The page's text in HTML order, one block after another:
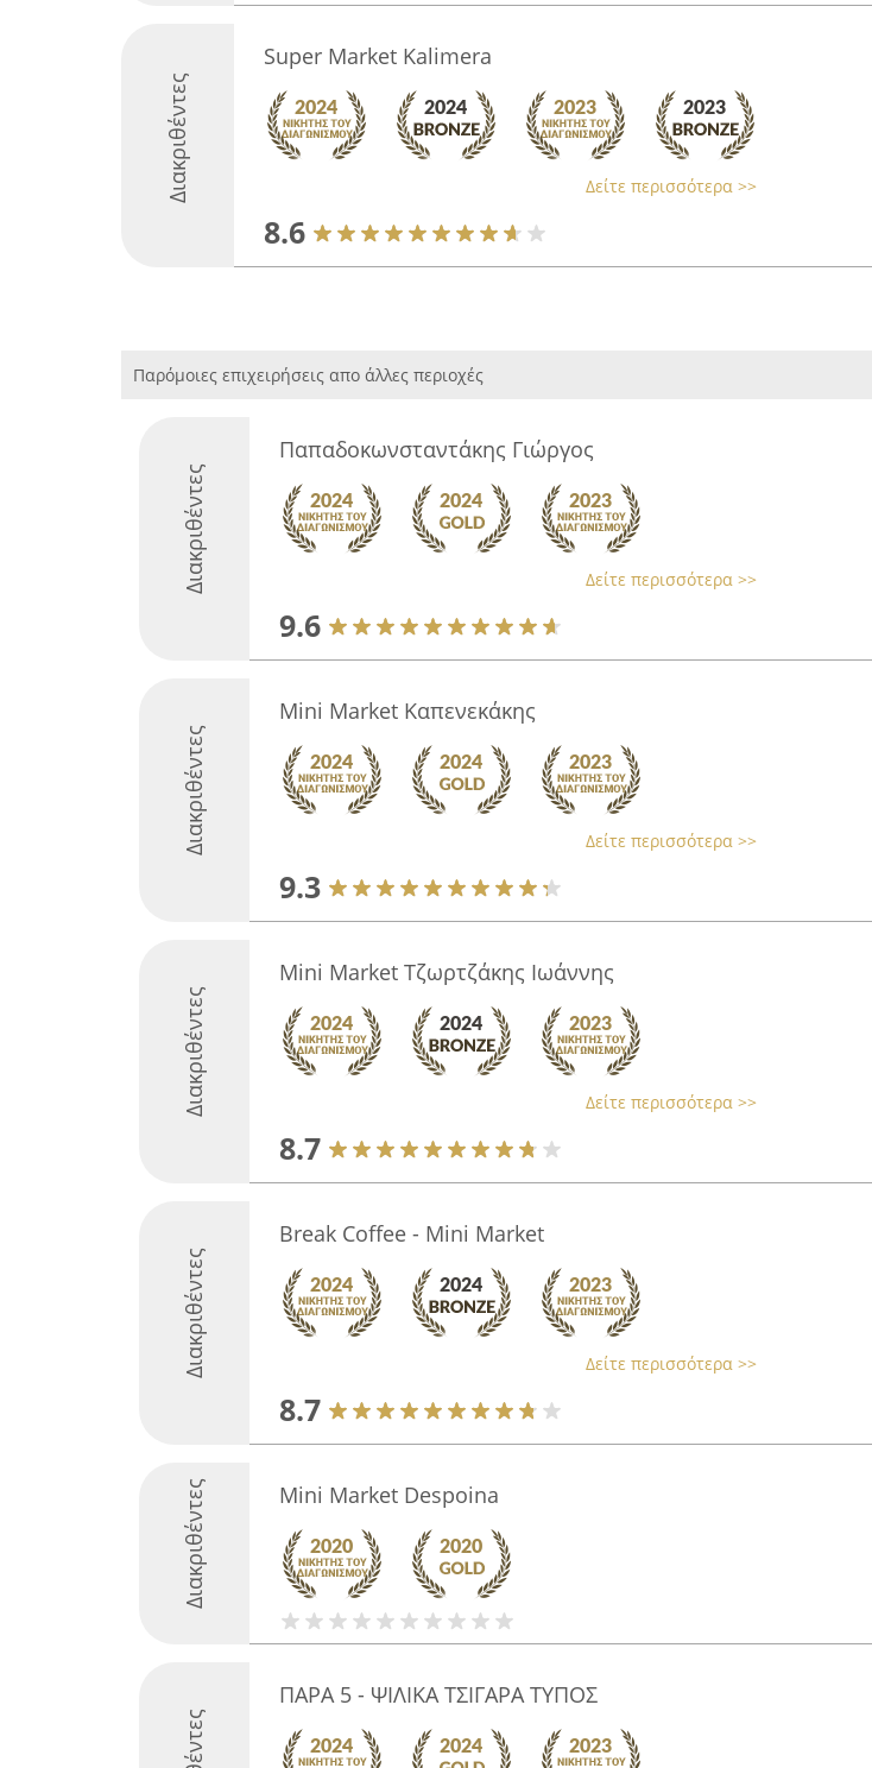
Διακριθέντες
Super Market Kalimera
Δείτε περισσότερα >>
8.6
Παρόμοιες επιχειρήσεις απο άλλες περιοχές
Διακριθέντες
Παπαδοκωνσταντάκης Γιώργος
Δείτε περισσότερα >>
9.6
Διακριθέντες
Mini Μarket Καπενεκάκης
Δείτε περισσότερα >>
9.3
Διακριθέντες
Mini Market Τζωρτζάκης Ιωάννης
Δείτε περισσότερα >>
8.7
Διακριθέντες
Break Coffee - Mini Market
Δείτε περισσότερα >>
8.7
Διακριθέντες Mini Market Despoina
ΠΑΡΑ 5 - ΨΙΛΙΚΑ ΤΣΙΓΑΡΑ ΤΥΠΟΣ